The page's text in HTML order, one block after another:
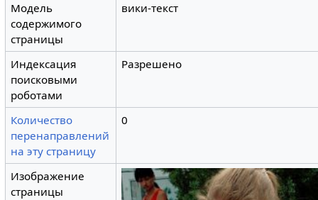
Модель
содержимого
страницы
вики-текст
Индексация
поисковыми
роботами
Разрешено
Количество
перенаправлений
на эту страницу
0
Изображение
страницы